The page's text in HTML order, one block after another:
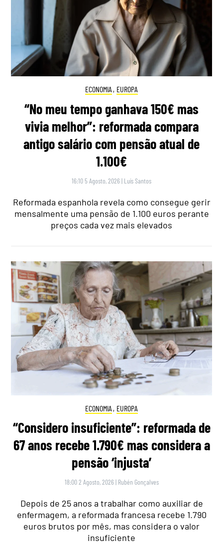
ECONOMIA , EUROPA
“No meu tempo ganhava 150€ mas
vivia melhor”: reformada compara
antigo salário com pensão atual de
1.100€
16:10 5 Agosto, 2026 | Luís Santos
Reformada espanhola revela como consegue gerir
mensalmente uma pensão de 1.100 euros perante
preços cada vez mais elevados
ECONOMIA , EUROPA
“Considero insuficiente”: reformada de
67 anos recebe 1.790€ mas considera a
pensão ‘injusta’
18:00 2 Agosto, 2026 | Rubén Gonçalves
Depois de 25 anos a trabalhar como auxiliar de
enfermagem, a reformada francesa recebe 1.790
euros brutos por mês, mas considera o valor
insuficiente